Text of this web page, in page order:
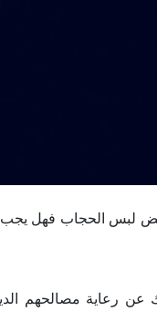
لبس الحجاب فهل
رعاية مصالحهم